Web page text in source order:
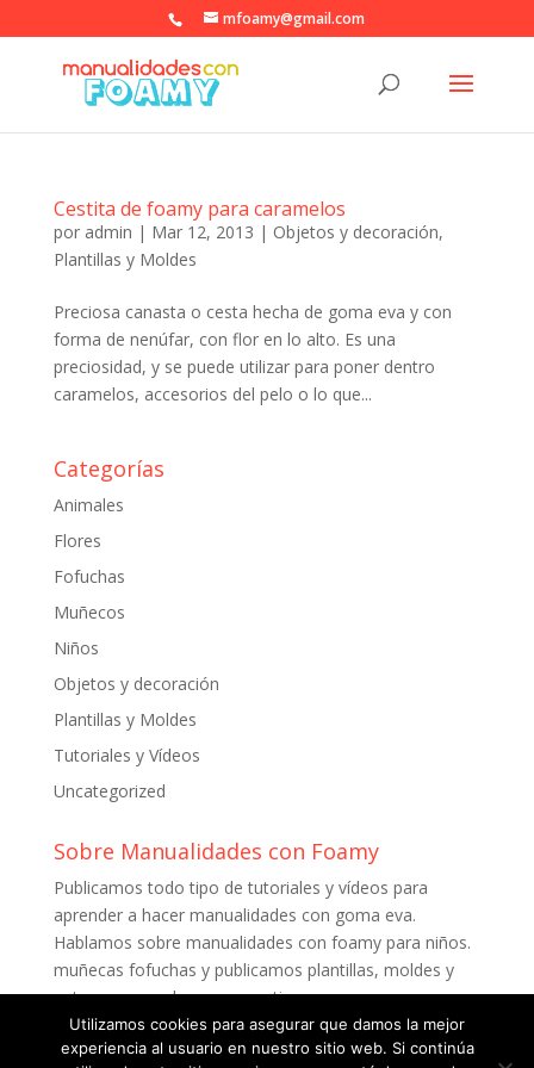
mfoamy@gmail.com
Cestita de foamy para caramelos
por admin | Mar 12, 2013 | Objetos y decoración,
Plantillas y Moldes
Preciosa canasta o cesta hecha de goma eva y con
forma de nenúfar, con flor en lo alto. Es una
preciosidad, y se puede utilizar para poner dentro
caramelos, accesorios del pelo o lo que...
Categorías
Animales
Flores
Fofuchas
Muñecos
Niños
Objetos y decoración
Plantillas y Moldes
Tutoriales y Vídeos
Uncategorized
Sobre Manualidades con Foamy
Publicamos todo tipo de tutoriales y vídeos para
aprender a hacer manualidades con goma eva.
Hablamos sobre manualidades con foamy para niños.
muñecas fofuchas y publicamos plantillas, moldes y
patrones para descargar gratis.
Utilizamos cookies para asegurar que damos la mejor
experiencia al usuario en nuestro sitio web. Si continúa